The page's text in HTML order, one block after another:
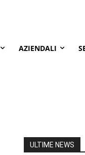
AZIENDALI
ULTIME NEWS